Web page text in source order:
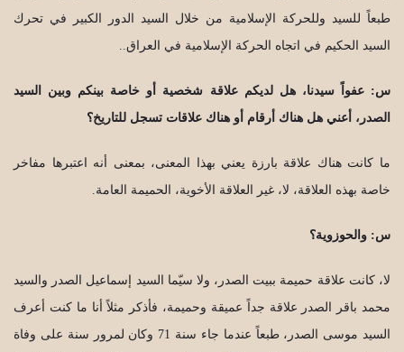
طبعاً للسيد وللحركة الإسلامية من خلال السيد الدور الكبير في تحرك
السيد الحكيم في اتجاه الحركة الإسلامية في العراق..
س: عفواً سيدنا، هل لديكم علاقة شخصية أو خاصة بينكم وبين السيد
الصدر، أعني هل هناك أرقام أو هناك علاقات تسجل للتاريخ؟
ما كانت هناك علاقة بارزة يعني بهذا المعنى، بمعنى أنه اعتبرها مفاخر
خاصة بهذه العلاقة، لا، غير العلاقة الأخوية، الحميمة العامة.
س: والحوزوية؟
لا، كانت علاقة حميمة ببيت الصدر، ولا سيّما السيد إسماعيل الصدر والسيد
محمد باقر الصدر علاقة جداً عميقة وحميمة، فأذكر مثلاً أنا ما كنت أعرف
السيد موسى الصدر، طبعاً عندما جاء سنة 71 وكان لمرور سنة على وفاة